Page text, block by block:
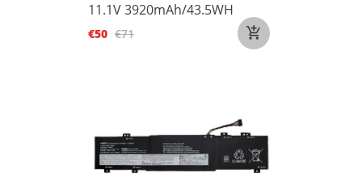
11.1V3920mAh/43.5WH
€50 €71